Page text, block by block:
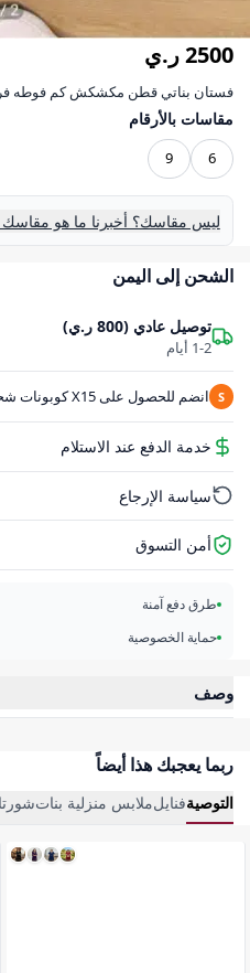
2500 ر.ي
فستان بناتي قطن مكشكش كم فوطه
مقاسات بالأرقام
6
9
ليس مقاسك؟ أخبرنا ما هو
الشحن إلى اليمن
توصيل عادي (800 ر.ي)
1-2 أيام
S انضم للحصول على X15 كوبونات شحن (بقيمة 450.00#)
خدمة الدفع عند الاستلام
سياسة الإرجاع
أمن التسوق
طرق دفع آمنة
حماية الخصوصية
وصف
ربما يعجبك هذا أيضاً
التوصيةفنايلملابس منزلية بنات